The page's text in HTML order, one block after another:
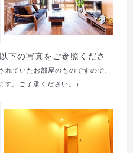
下の写真をご参照くださ
れていたお部屋のものですので、
。ご了承ください。）